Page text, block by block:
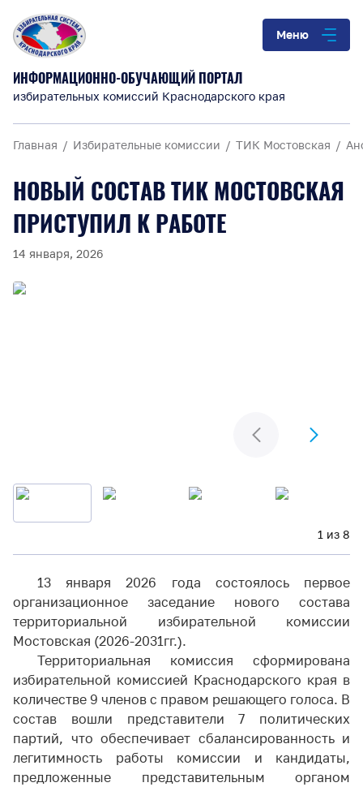
Меню
ИНФОРМАЦИОННО-ОБУЧАЮЩИЙ ПОРТАЛ
избирательных комиссий Краснодарского края
Главная Избирательные комиссии ТИК Мостовская
НОВЫЙ СОСТАВ ТИК МОСТОВСКАЯ
ПРИСТУПИЛ К РАБОТЕ
14 января, 2026
1 из 8
13 января 2026 года состоялось первое
организационное заседание нового состава
территориальной избирательной комиссии
Мостовская (2026-2031гг.).
Территориальная комиссия сформирована
избирательной комиссией Краснодарского края в
количестве 9 членов с правом решающего голоса. В
состав вошли представители 7 политических
партий, что обеспечивает сбалансированность и
легитимность работы комиссии и кандидаты,
предложенные представительным органом